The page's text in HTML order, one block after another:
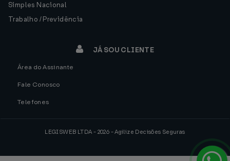
Simples Nacional
Trabalho / Previdência
JÁ SOU CLIENTE
Área do Assinante
Fale Conosco
Telefones
LEGISWEB LTDA - 2026 - Agilize Decisões Seguras